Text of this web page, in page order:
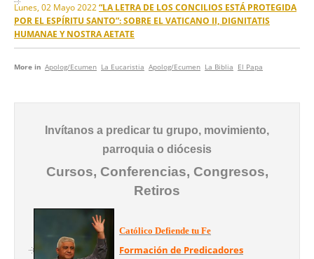
Lunes, 02 Mayo 2022 “LA LETRA DE LOS CONCILIOS ESTÁ PROTEGIDA
POR EL ESPÍRITU SANTO”: SOBRE EL VATICANO II, DIGNITATIS
HUMANAE Y NOSTRA AETATE
More in Apolog/Ecumen La Eucaristia Apolog/Ecumen La Biblia El Papa
Invítanos a predicar tu grupo, movimiento,
parroquia o diócesis
Cursos, Conferencias, Congresos,
Retiros
Católico Defiende tu Fe
Formación de Predicadores